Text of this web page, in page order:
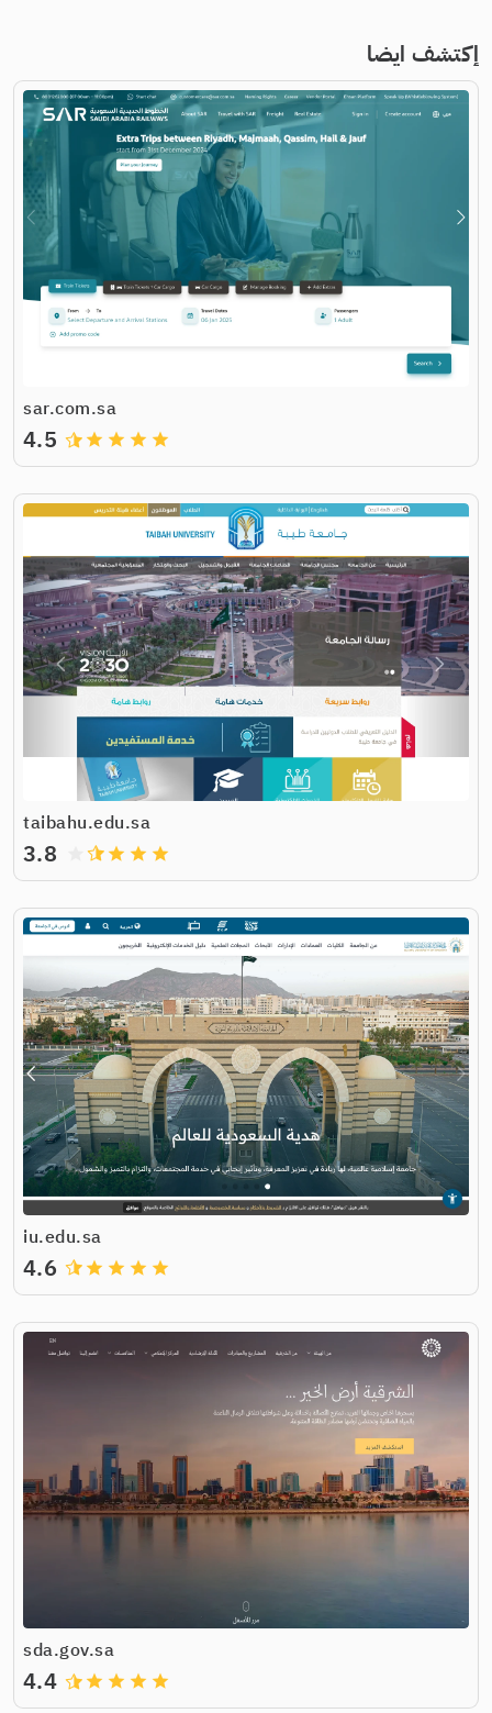
إكتشف ايضا
sar.com.sa
grade
grade
grade
grade
4.5
taibahu.edu.sa
grade
grade
grade
3.8
iu.edu.sa
grade
grade
grade
grade
4.6
sda.gov.sa
grade
grade
grade
grade
4.4